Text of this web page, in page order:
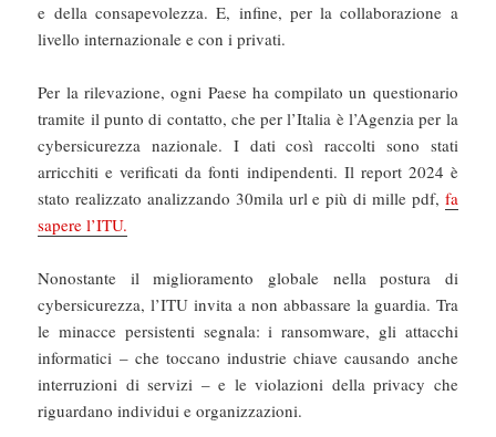
e della consapevolezza. E, infine, per la collaborazione a
livello internazionale e con i privati.
Per la rilevazione, ogni Paese ha compilato un questionario
tramite il punto di contatto, che per l’Italia è l’Agenzia per la
cybersicurezza nazionale. I dati così raccolti sono stati
arricchiti e verificati da fonti indipendenti. Il report 2024 è
stato realizzato analizzando 30mila url e più di mille pdf, fa
sapere l’ITU.
Nonostante il miglioramento globale nella postura di
cybersicurezza, l’ITU invita a non abbassare la guardia. Tra
le minacce persistenti segnala: i ransomware, gli attacchi
informatici – che toccano industrie chiave causando anche
interruzioni di servizi – e le violazioni della privacy che
riguardano individui e organizzazioni.